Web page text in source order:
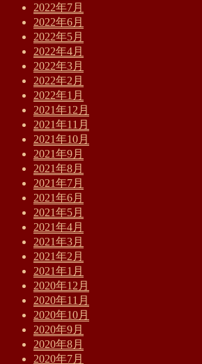
2022年7月
2022年6月
2022年5月
2022年4月
2022年3月
2022年2月
2022年1月
2021年12月
2021年11月
2021年10月
2021年9月
2021年8月
2021年7月
2021年6月
2021年5月
2021年4月
2021年3月
2021年2月
2021年1月
2020年12月
2020年11月
2020年10月
2020年9月
2020年8月
2020年7月